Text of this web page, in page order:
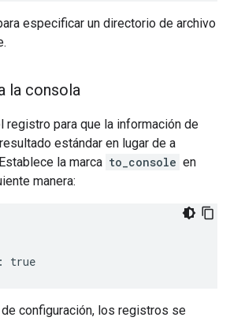
especificar un directorio de archivo
la consola
registro para que la información de
estándar en lugar de a
la marca to_console en
manera:
true
configuración, los registros se